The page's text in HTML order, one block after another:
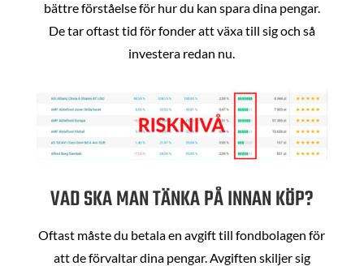
bättre förståelse för hur du kan spara dina pengar.
De tar oftast tid för fonder att växa till sig och så
investera redan nu.
VAD SKA MAN TÄNKA PÅ INNAN KÖP?
Oftast måste du betala en avgift till fondbolagen för
att de förvaltar dina pengar. Avgiften skiljer sig